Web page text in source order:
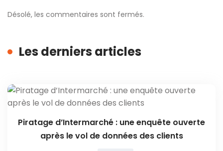
Désolé, les commentaires sont fermés.
Les derniers articles
Piratage d’Intermarché : une enquête ouverte
après le vol de données des clients